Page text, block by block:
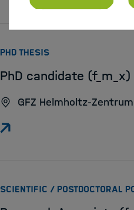
PHD THESIS:
PhD candidate
GFZ Helmholtz-
SCIENTIFIC / POSTDOCTORAL